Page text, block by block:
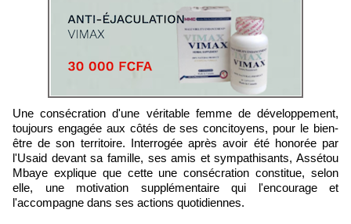
Une consécration d'une véritable femme de développement,
toujours engagée aux côtés de ses concitoyens, pour le bien-
être de son territoire. Interrogée après avoir été honorée par
l'Usaid devant sa famille, ses amis et sympathisants, Assétou
Mbaye explique que cette une consécration constitue, selon
elle, une motivation supplémentaire qui l'encourage et
l'accompagne dans ses actions quotidiennes.